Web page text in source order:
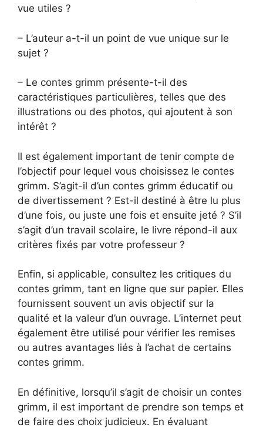
vue utiles ?
– L’auteur a-t-il un point de vue unique sur le
sujet ?
– Le contes grimm présente-t-il des
caractéristiques particulières, telles que des
illustrations ou des photos, qui ajoutent à son
intérêt ?
Il est également important de tenir compte de
l’objectif pour lequel vous choisissez le contes
grimm. S’agit-il d’un contes grimm éducatif ou
de divertissement ? Est-il destiné à être lu plus
d’une fois, ou juste une fois et ensuite jeté ? S’il
s’agit d’un travail scolaire, le livre répond-il aux
critères fixés par votre professeur ?
Enfin, si applicable, consultez les critiques du
contes grimm, tant en ligne que sur papier. Elles
fournissent souvent un avis objectif sur la
qualité et la valeur d’un ouvrage. L’internet peut
également être utilisé pour vérifier les remises
ou autres avantages liés à l’achat de certains
contes grimm.
En définitive, lorsqu’il s’agit de choisir un contes
grimm, il est important de prendre son temps et
de faire des choix judicieux. En évaluant